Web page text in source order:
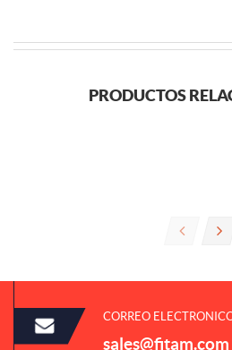
PRODUCTOS
CORREO
sales@fitam.com